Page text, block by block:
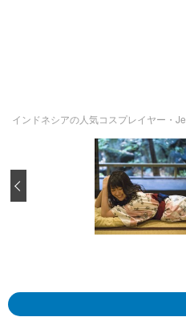
インドネシアの人気コスプレイヤー・